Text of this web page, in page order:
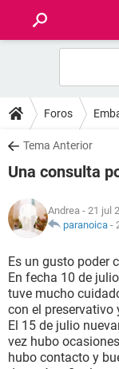
FOROS
SALUD
NUTRICIÓN
BIENESTAR
SEXUALIDAD
GLOSARIO
Foros
Tema Anterior
Una consulta
Andrea - 21 jul
paranoica -
Es un gusto poder
En fecha 10 de
tuve mucho
con el preservativo
El 15 de julio
vez hubo
hubo contacto y